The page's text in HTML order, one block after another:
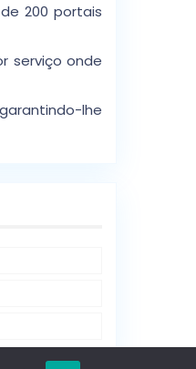
200 portais
serviço onde
lhe